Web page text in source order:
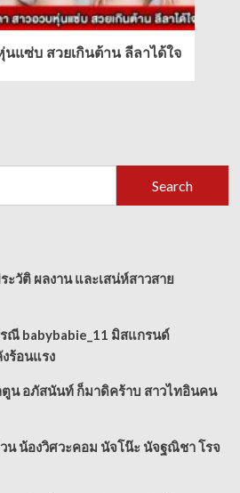
แซ่บ สวยเกินต้าน ลีลาได้ใจ
Search
ะวัติ ผลงาน และเสน่ห์สาวสาย
ณี babybabie_11 มิสแกรนด์
ร้อนแรง
ตูน อภัสนันท์ ก็มาดิคร้าบ สาวไทอินคน
น น้องวิศวะคอม นัจโน๊ะ นัจฐณิชา โรจ